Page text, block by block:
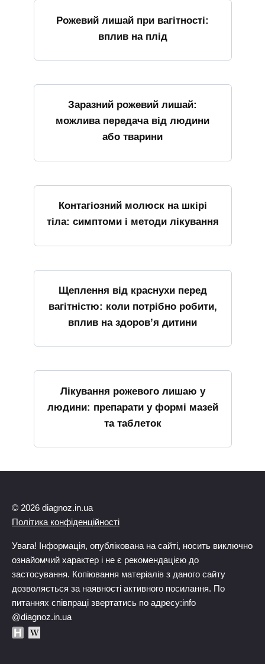
Рожевий лишай при вагітності:
вплив на плід
Заразний рожевий лишай:
можлива передача від людини
або тварини
Контагіозний молюск на шкірі
тіла: симптоми і методи лікування
Щеплення від краснухи перед
вагітністю: коли потрібно робити,
вплив на здоров’я дитини
Лікування рожевого лишаю у
людини: препарати у формі мазей
та таблеток
© 2026 diagnoz.in.ua
Політика конфіденційності
Увага! Інформація, опублікована на сайті, носить виключно
ознайомчий характер і не є рекомендацією до
застосування. Копіювання матеріалів з даного сайту
дозволяється за наявності активного посилання. По
питаннях співпраці звертатись по адресу:info
@diagnoz.in.ua